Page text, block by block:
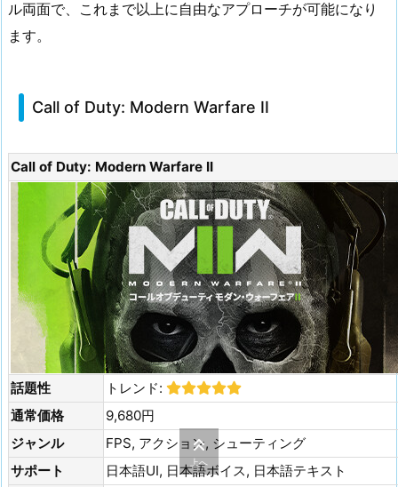
ル両面で、これまで以上に自由なアプローチが可能になり
ます。
Call of Duty: Modern Warfare II
Call of Duty: Modern Warfare II
話題性
トレンド:
通常価格
9,680円
ジャンル
FPS, アクション, シューティング
サポート
日本語UI, 日本語ボイス, 日本語テキスト
上へ